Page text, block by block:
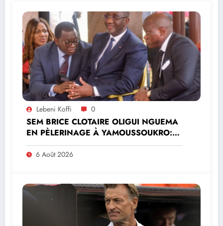
Lebeni Koffi 0
SEM BRICE CLOTAIRE OLIGUI NGUEMA
EN PÈLERINAGE À YAMOUSSOUKRO:LE
MINISTRE PAULIN CLAUDE DANHO
PREND PART À LA CÉRÉMONIE
6 Août 2026